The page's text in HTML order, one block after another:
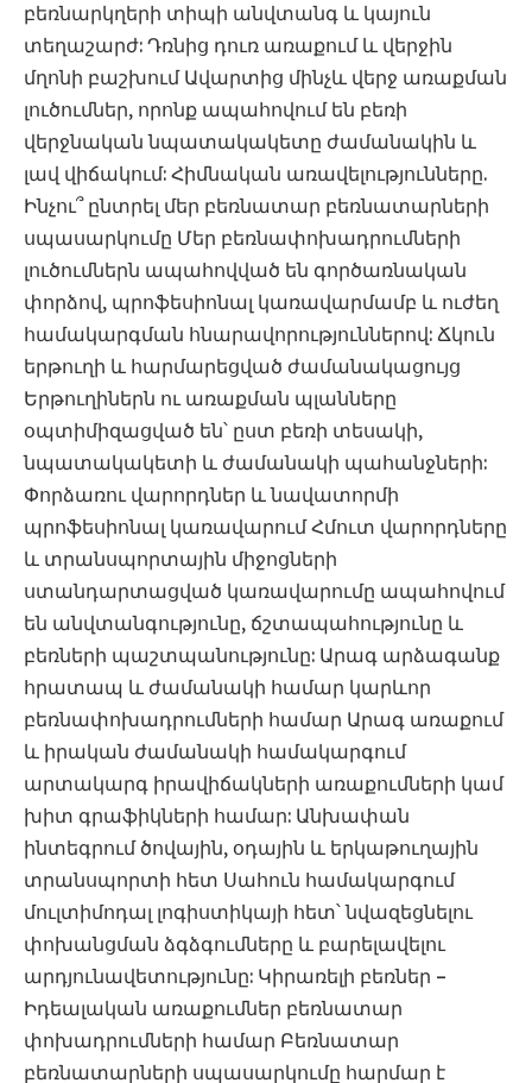
բեռնարկղերի տիպի անվտանգ և կայուն
տեղաշարժ: Դռնից դուռ առաքում և վերջին
մղոնի բաշխում Ավարտից մինչև վերջ առաքման
լուծումներ, որոնք ապահովում են բեռի
վերջնական նպատակակետը ժամանակին և
լավ վիճակում: Հիմնական առավելությունները.
Ինչու՞ ընտրել մեր բեռնատար բեռնատարների
սպասարկումը Մեր բեռնափոխադրումների
լուծումներն ապահովված են գործառնական
փորձով, պրոֆեսիոնալ կառավարմամբ և ուժեղ
համակարգման հնարավորություններով: Ճկուն
երթուղի և հարմարեցված ժամանակացույց
Երթուղիներն ու առաքման պլանները
օպտիմիզացված են՝ ըստ բեռի տեսակի,
նպատակակետի և ժամանակի պահանջների:
Փորձառու վարորդներ և նավատորմի
պրոֆեսիոնալ կառավարում Հմուտ վարորդները
և տրանսպորտային միջոցների
ստանդարտացված կառավարումը ապահովում
են անվտանգությունը, ճշտապահությունը և
բեռների պաշտպանությունը: Արագ արձագանք
հրատապ և ժամանակի համար կարևոր
բեռնափոխադրումների համար Արագ առաքում
և իրական ժամանակի համակարգում
արտակարգ իրավիճակների առաքումների կամ
խիտ գրաֆիկների համար: Անխափան
ինտեգրում ծովային, օդային և երկաթուղային
տրանսպորտի հետ Սահուն համակարգում
մուլտիմոդալ լոգիստիկայի հետ՝ նվազեցնելու
փոխանցման ձգձգումները և բարելավելու
արդյունավետությունը: Կիրառելի բեռներ –
Իդեալական առաքումներ բեռնատար
փոխադրումների համար Բեռնատար
բեռնատարների սպասարկումը հարմար է